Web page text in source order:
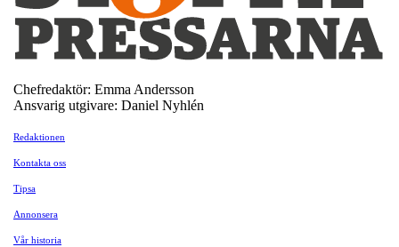
Chefredaktör: Emma Andersson
Ansvarig utgivare: Daniel Nyhlén
Redaktionen
Kontakta oss
Tipsa
Annonsera
Vår historia